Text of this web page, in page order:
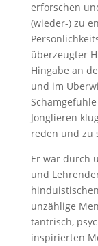
erforschen
(wieder-) zu
überzeugter
Hingabe an
und im
Jonglieren
reden und zu
Er war durch
und
unzählige
tantrisch,
inspirierten